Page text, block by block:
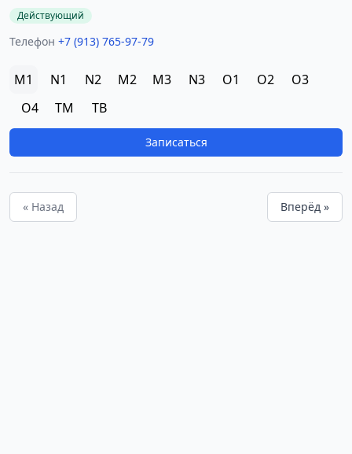
Действующий
Телефон +7 (913) 765-97-79
M1 N1 N2 M2 M3 N3 O1 O2
O3
O4
TM TB
Записаться
« Назад Вперёд »